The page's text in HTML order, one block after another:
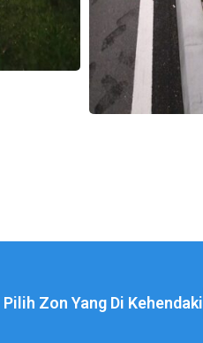
Zon Yang Di Kehendaki